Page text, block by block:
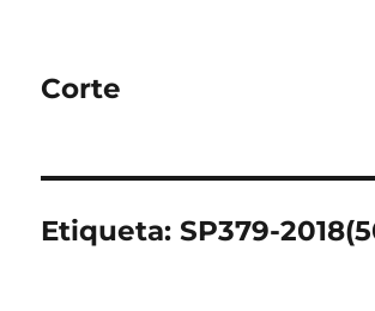
Corte
Etiqueta:SP379-